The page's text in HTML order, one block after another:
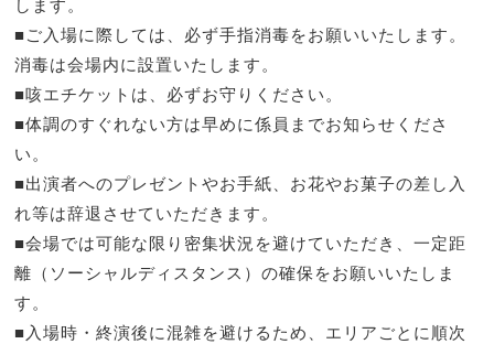
します。
■ご入場に際しては、必ず手指消毒をお願いいたします。
消毒は会場内に設置いたします。
■咳エチケットは、必ずお守りください。
■体調のすぐれない方は早めに係員までお知らせくださ
い。
■出演者へのプレゼントやお手紙、お花やお菓子の差し入
れ等は辞退させていただきます。
■会場では可能な限り密集状況を避けていただき、一定距
離（ソーシャルディスタンス）の確保をお願いいたしま
す。
■入場時・終演後に混雑を避けるため、エリアごとに順次